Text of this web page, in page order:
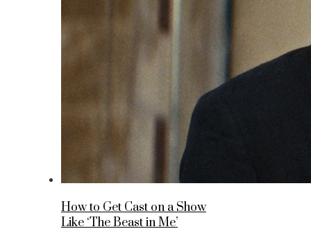
How to Get Cast on a Show
Like ‘The Beast in Me’